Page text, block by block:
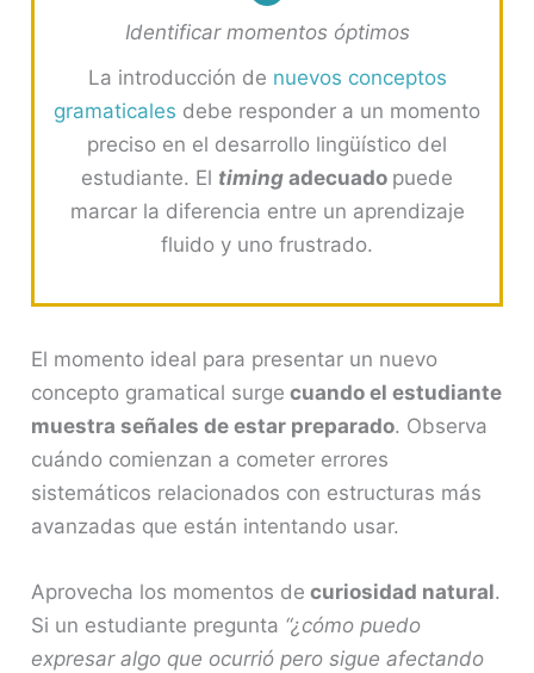
Identificar momentos óptimos
La introducción de nuevos conceptos
gramaticales debe responder a un momento
preciso en el desarrollo lingüístico del
estudiante. El timing adecuado puede
marcar la diferencia entre un aprendizaje
fluido y uno frustrado.
El momento ideal para presentar un nuevo
concepto gramatical surge cuando el estudiante
muestra señales de estar preparado. Observa
cuándo comienzan a cometer errores
sistemáticos relacionados con estructuras más
avanzadas que están intentando usar.
Aprovecha los momentos de curiosidad natural.
Si un estudiante pregunta “¿cómo puedo
expresar algo que ocurrió pero sigue afectando